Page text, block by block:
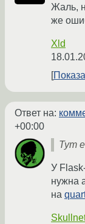
Жаль,
же
Xld
Ответ на:
+00:00
Тут
У
нужна
на